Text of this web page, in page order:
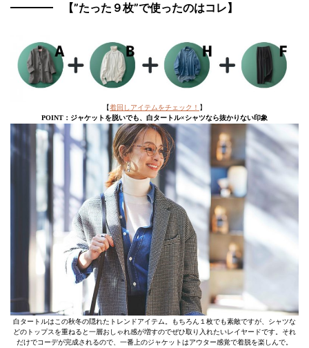
【”たった９枚”で使ったのはコレ】
【着回しアイテムをチェック！ 】
POINT：ジャケットを脱いでも、白タートル×シャツなら抜かりない印象
白タートルはこの秋冬の隠れたトレンドアイテム。もちろん１枚でも素敵ですが、シャツな
どのトップスを重ねると一層おしゃれ感が増すのでぜひ取り入れたいレイヤードです。それ
だけでコーデが完成されるので、一番上のジャケットはアウター感覚で着脱を楽しんで。